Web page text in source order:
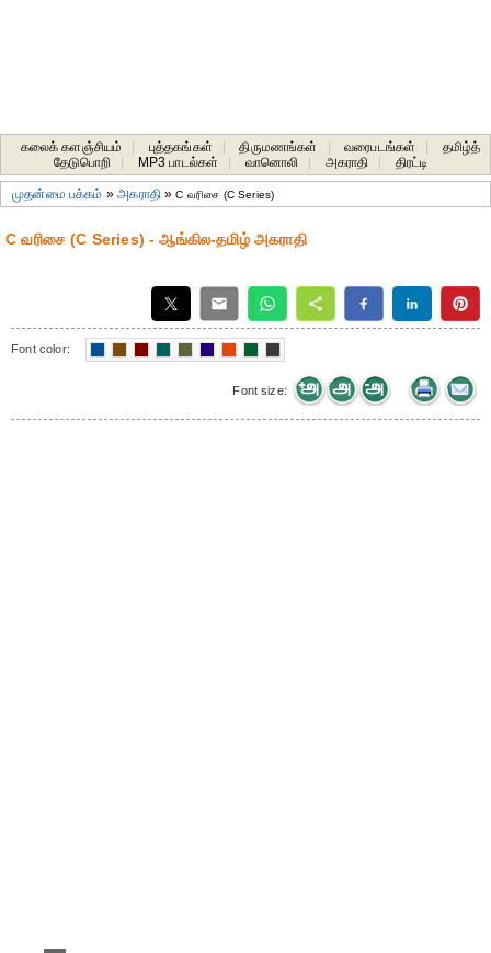
கலைக் களஞ்சியம் புத்தகங்கள் திருமணங்கள் வரைபடங்கள்
தமிழ்த்
தேடுபொறி
MP3 பாடல்கள் வானொலி அகராதி திரட்டி
முதன்மை பக்கம் »அகராதி»C வரிசை (C Series)
C வரிசை (C Series) - ஆங்கில-தமிழ் அகராதி
Font color:
Font size: